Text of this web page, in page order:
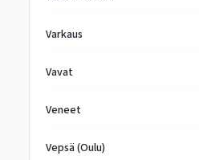
Varkaus
Vavat
Veneet
Vepsä (Oulu)